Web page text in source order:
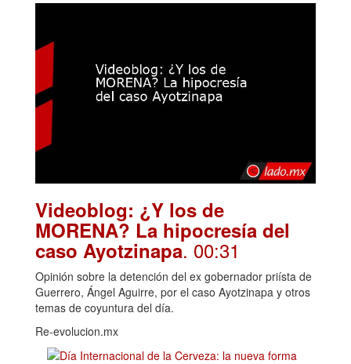
Videoblog: ¿Y los de
MORENA? La hipocresía del
caso Ayotzinapa. 00:31
Opinión sobre la detención del ex gobernador priísta de
Guerrero, Ángel Aguirre, por el caso Ayotzinapa y otros
temas de coyuntura del día.
Re-evolucion.mx